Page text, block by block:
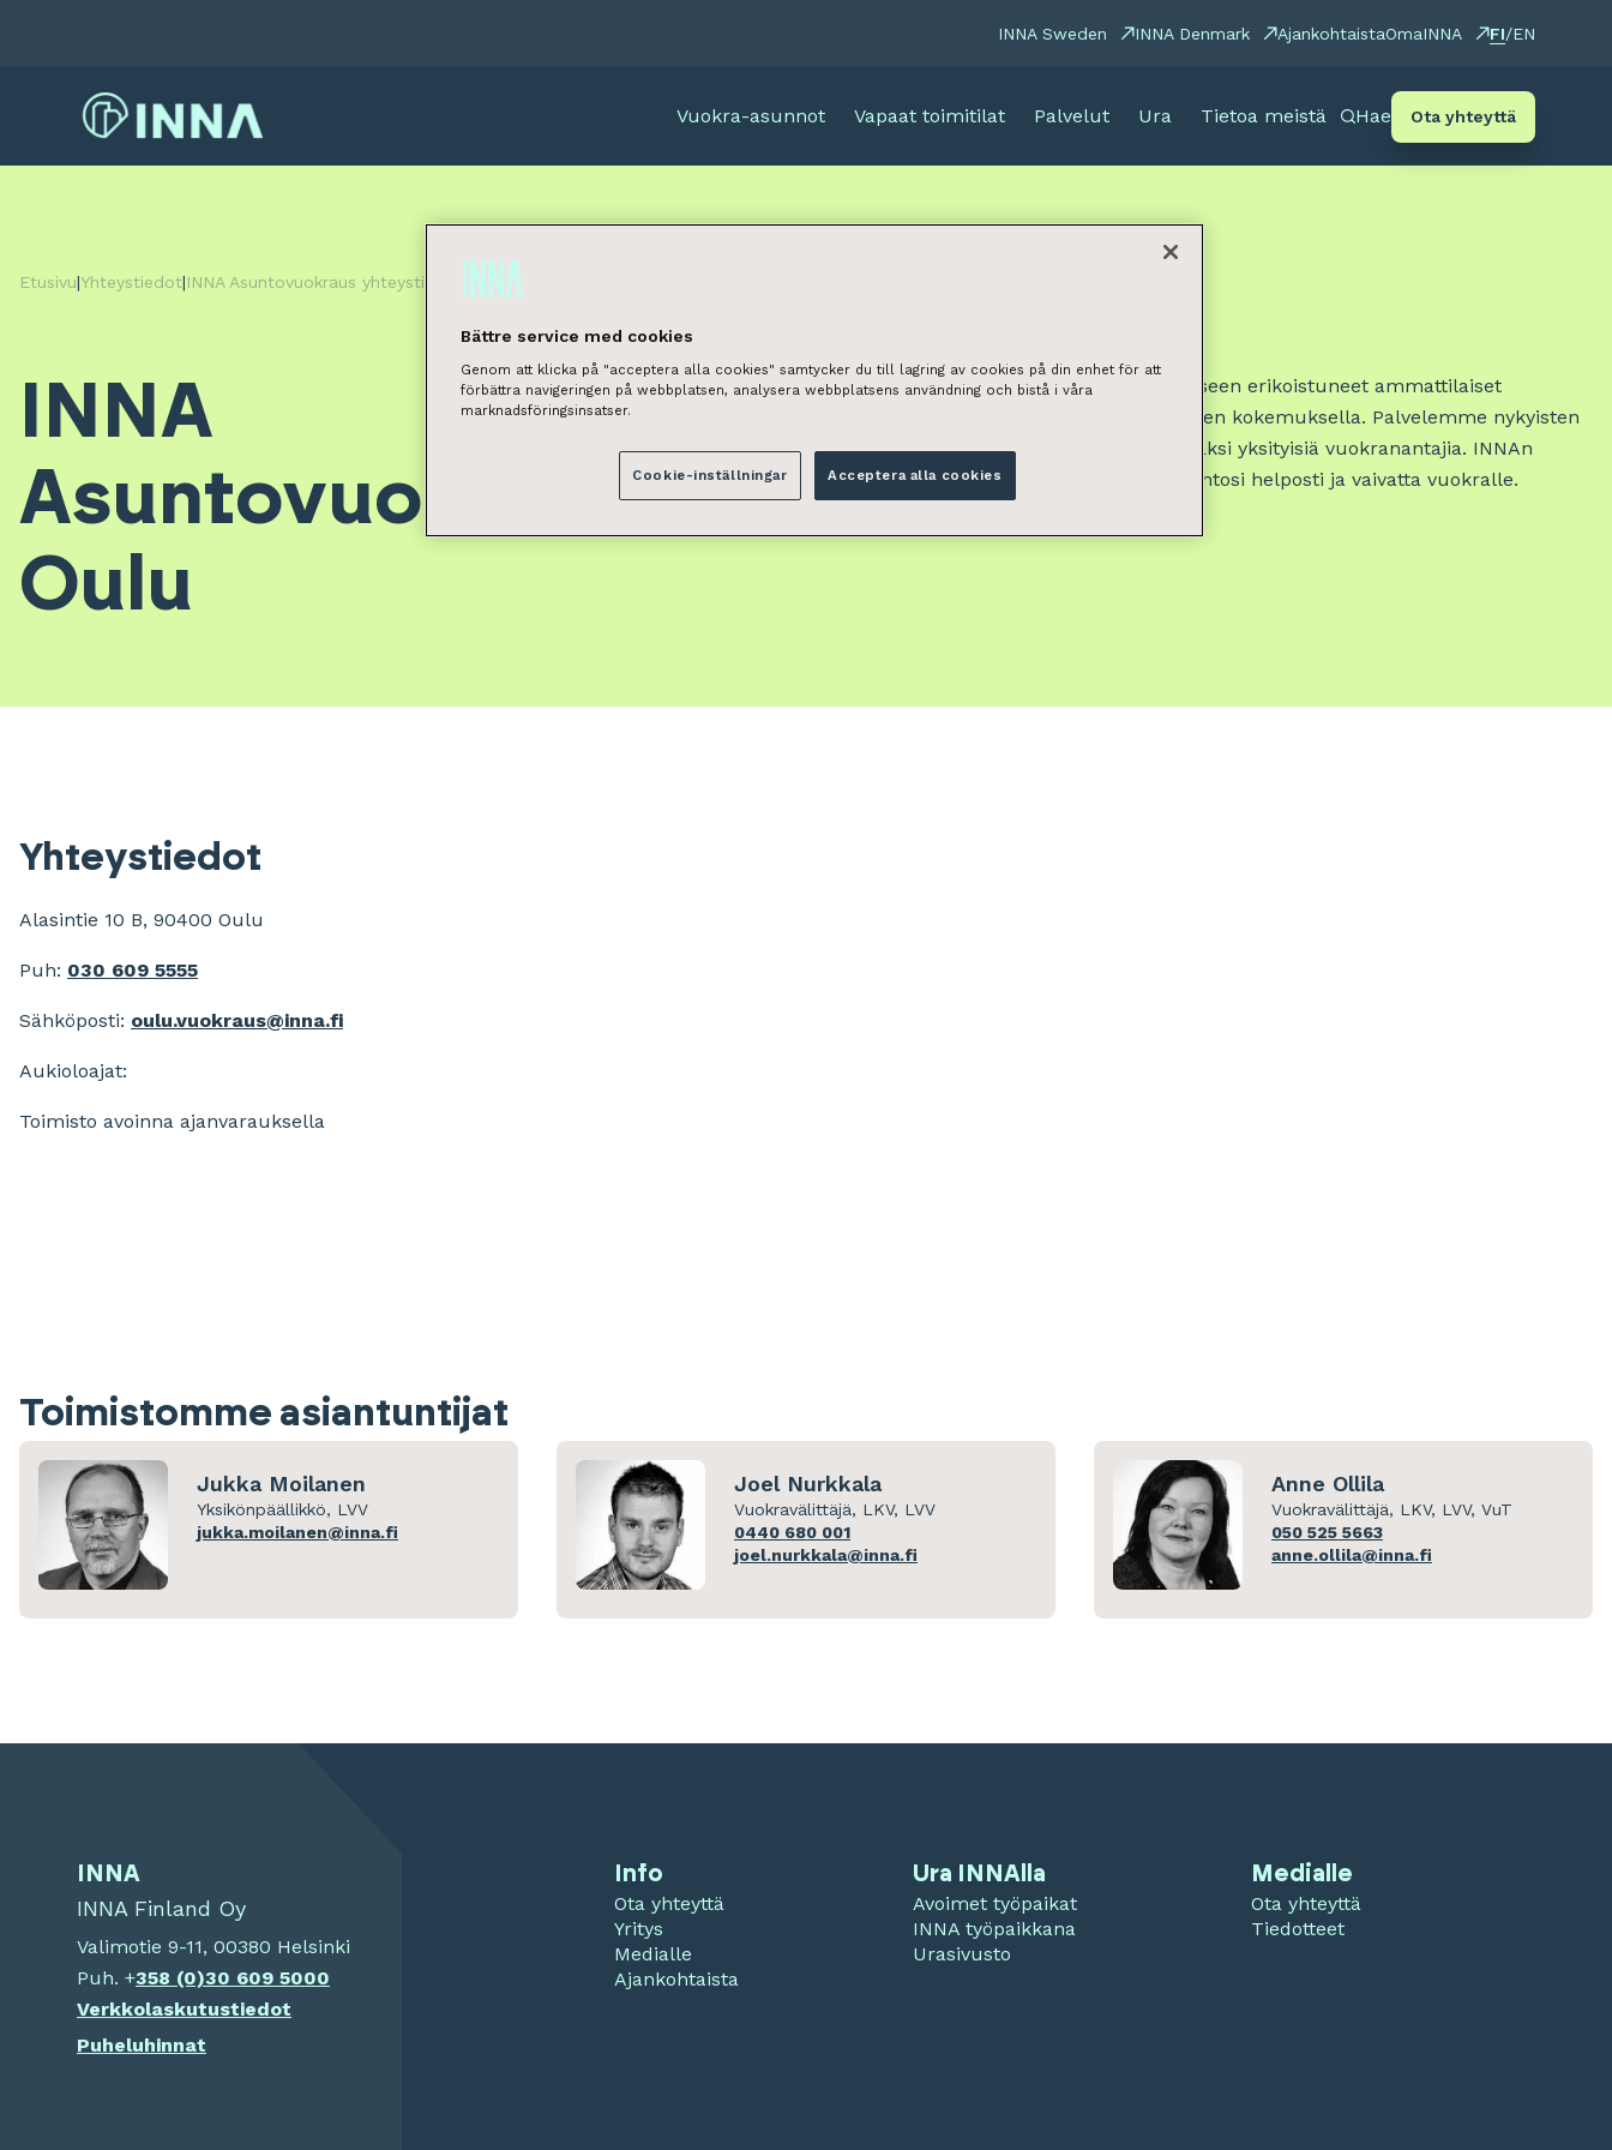
INNA Sweden INNA Denmark AjankohtaistaOmaINNA FI/EN
Vuokra-asunnot Vapaat toimitilat Palvelut Ura Tietoa meistä Hae Ota yhteyttä
Etusivu|Yhteystiedot|INNA Asuntovuokraus yhteystiedot INNA Asuntovuokraus Oulu
INNA
Asuntovuokraus
Oulu
INNAn Oulun toimiston asuntovuokraukseen erikoistuneet ammattilaiset
palvelevat sinua ammattitaidolla ja vuosien kokemuksella. Palvelemme nykyisten
asukkaiden ja uuden kodin etsijöiden lisäksi yksityisiä vuokranantajia. INNAn
vuokravälityspalveluiden avulla saat asuntosi helposti ja vaivatta vuokralle.
Yhteystiedot
Alasintie 10 B, 90400 Oulu
Puh: 030 609 5555
Sähköposti: oulu.vuokraus@inna.fi
Aukioloajat:
Toimisto avoinna ajanvarauksella
Toimistomme asiantuntijat
Jukka Moilanen
Yksikönpäällikkö, LVV
jukka.moilanen@inna.fi
Joel Nurkkala
Vuokravälittäjä, LKV, LVV
0440 680 001
joel.nurkkala@inna.fi
Anne Ollila
Vuokravälittäjä, LKV, LVV, VuT
050 525 5663
anne.ollila@inna.fi
INNA
INNA Finland Oy
Valimotie 9-11, 00380 Helsinki
Puh. +358 (0)30 609 5000
Verkkolaskutustiedot
Puheluhinnat
Info
Ota yhteyttä
Yritys
Medialle
Ajankohtaista
Ura INNAlla
Avoimet työpaikat
INNA työpaikkana
Urasivusto
Medialle
Ota yhteyttä
Tiedotteet
Bättre service med cookies
Genom att klicka på "acceptera alla cookies" samtycker du till lagring av cookies på din enhet för att
förbättra navigeringen på webbplatsen, analysera webbplatsens användning och bistå i våra
marknadsföringsinsatser.
Cookie-inställningar Acceptera alla cookies